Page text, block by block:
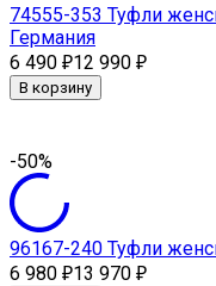
74555-353 Туфли
Германия
6 490 ₽12 990 ₽
В корзину
-50%
96167-240 Туфли
6 980 ₽13 970 ₽